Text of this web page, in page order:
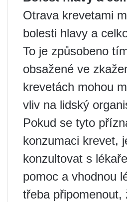
Otrava krevetami
bolesti hlavy a
To je způsobeno
obsažené ve
krevetách mohou
vliv na lidský
Pokud se tyto
konzumaci krevet,
konzultovat s
pomoc a vhodnou
třeba připomenout,